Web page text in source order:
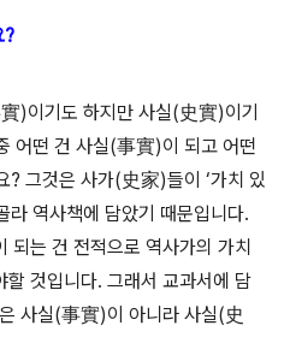
?
)이기도 하지만 사실(史實)이기
어떤 건 사실(事實)이 되고 어떤
그것은 사가(史家)들이 ‘가치 있
라 역사책에 담았기 때문입니다.
는 건 전적으로 역사가의 가치
것입니다. 그래서 교과서에 담
사실(事實)이 아니라 사실(史